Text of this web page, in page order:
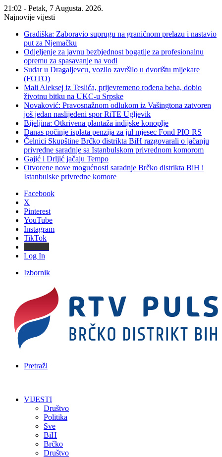
21:02 - Petak, 7 Augusta. 2026.
Najnovije vijesti
Gradiška: Zaboravio suprugu na graničnom prelazu i nastavio
put za Njemačku
Odjeljenje za javnu bezbjednost bogatije za profesionalnu
opremu za spasavanje na vodi
Sudar u Dragaljevcu, vozilo završilo u dvorištu mljekare
(FOTO)
Mali Aleksej iz Teslića, prijevremeno rođena beba, dobio
životnu bitku na UKC-u Srpske
Novaković: Pravosnažnom odlukom iz Vašingtona zatvoren
još jedan naslijeđeni spor RiTE Ugljevik
Bijeljina: Otkrivena plantaža indijske konoplje
Danas počinje isplata penzija za jul mjesec Fond PIO RS
Čelnici Skupštine Brčko distrikta BiH razgovarali o jačanju
privredne saradnje sa Istanbulskom privrednom komorom
Gajić i Drljić jačaju Tempo
Otvorene nove mogućnosti saradnje Brčko distrikta BiH i
Istanbulske privredne komore
Facebook
X
Pinterest
YouTube
Instagram
TikTok
Log In
Izbornik
Pretraži
VIJESTI
Društvo
Politika
Sve
BiH
Brčko
Društvo